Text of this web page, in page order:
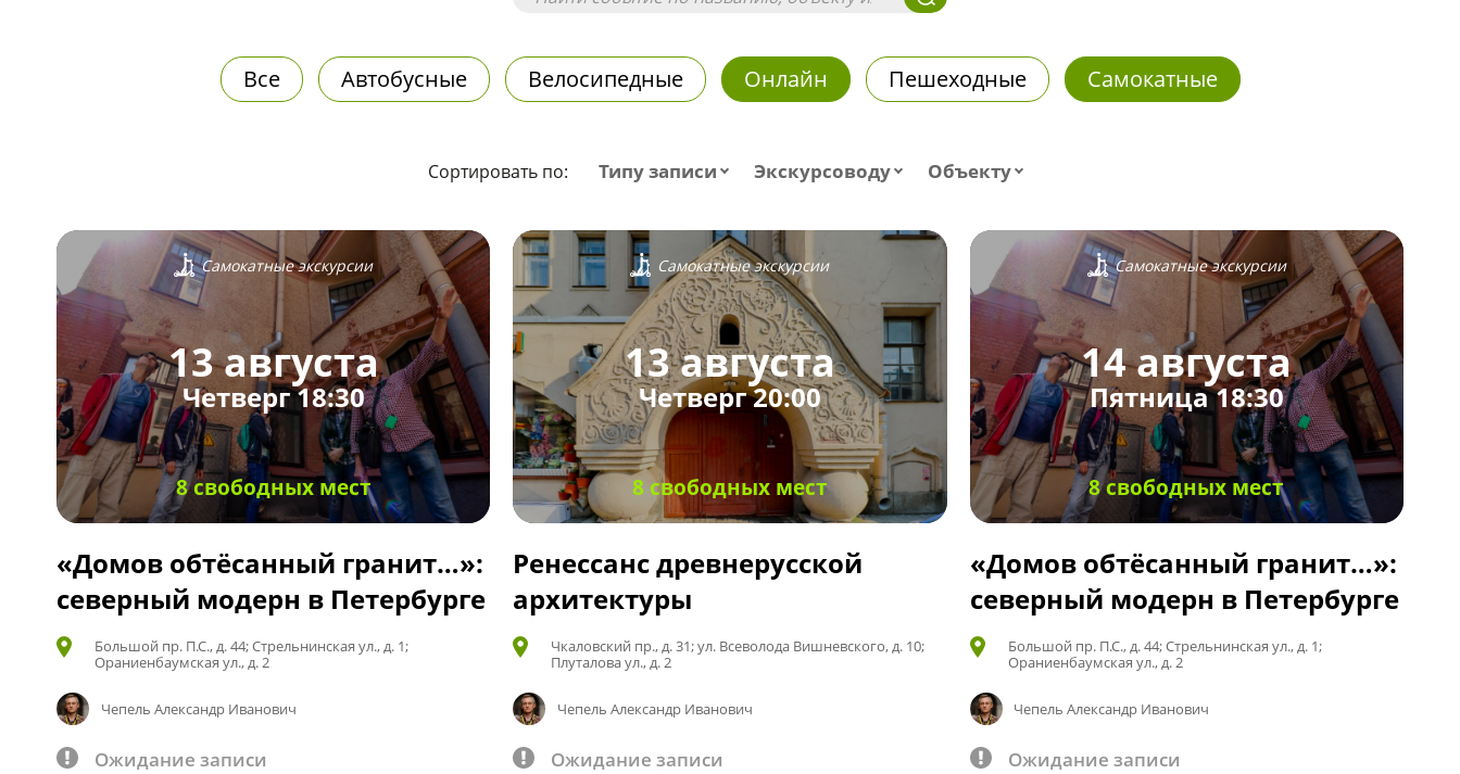
Все Автобусные Велосипедные Онлайн Пешеходные Самокатные
Сортировать по: Типу записи Экскурсоводу Объекту
Самокатные экскурсии
13 августа
Четверг 18:30
8 свободных мест
«Домов обтёсанный гранит…»:
северный модерн в Петербурге
Большой пр. П.С., д. 44; Стрельнинская ул., д. 1;
Ораниенбаумская ул., д. 2
Чепель Александр Иванович
Ожидание записи
Самокатные экскурсии
13 августа
Четверг 20:00
8 свободных мест
Ренессанс древнерусской
архитектуры
Чкаловский пр., д. 31; ул. Всеволода Вишневского, д. 10;
Плуталова ул., д. 2
Чепель Александр Иванович
Ожидание записи
Самокатные экскурсии
14 августа
Пятница 18:30
8 свободных мест
«Домов обтёсанный гранит…»:
северный модерн в Петербурге
Большой пр. П.С., д. 44; Стрельнинская ул., д. 1;
Ораниенбаумская ул., д. 2
Чепель Александр Иванович
Ожидание записи